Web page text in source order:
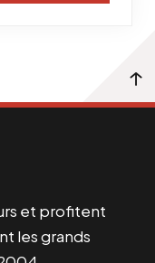
et profitent
les grands